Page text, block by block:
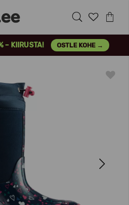
– KIIRUSTA! OSTLE KOHE →
Next